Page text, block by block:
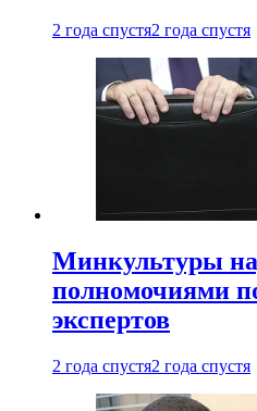
2 года спустя2 года спустя
Минкультуры
полномочиями
экспертов
2 года спустя2 года спустя